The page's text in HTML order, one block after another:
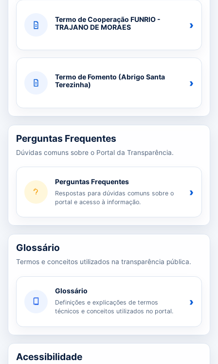
Termo de Cooperação FUNRIO -
TRAJANO DE MORAES
›
Termo de Fomento (Abrigo Santa
Terezinha)
›
Perguntas Frequentes
Dúvidas comuns sobre o Portal da Transparência.
Perguntas Frequentes
Respostas para dúvidas comuns sobre o
portal e acesso à informação.
›
Glossário
Termos e conceitos utilizados na transparência pública.
Glossário
Definições e explicações de termos
técnicos e conceitos utilizados no portal.
›
Acessibilidade